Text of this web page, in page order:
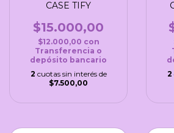
CASE TIFY
$15.000,00
$12.000,00 con
Transferencia o
depósito bancario
2 cuotas sin interés de
$7.500,00
2